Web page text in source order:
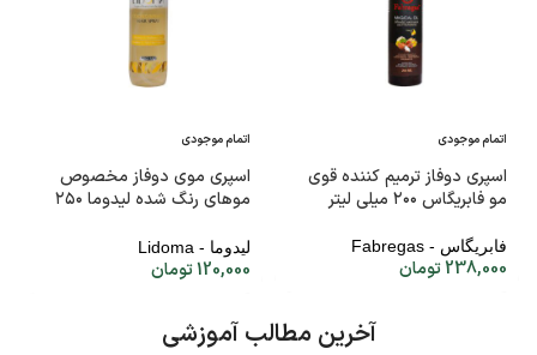
اتمام موجودی
اسپری دوفاز ترمیم کننده قوی
مو فابریگاس ۲۰۰ میلی لیتر
فابریگاس - Fabregas
238,000تومان
اتمام موجودی
اسپری موی دوفاز مخصوص
موهای رنگ شده لیدوما ۲۵۰
لیدوما - Lidoma
120,000تومان
آخرین مطالب آموزشی